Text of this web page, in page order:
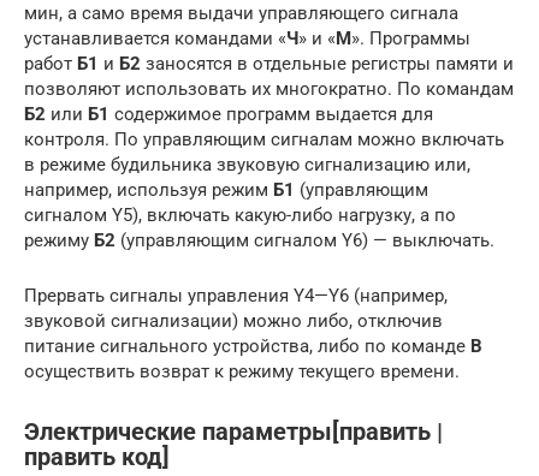
мин, а само время выдачи управляющего сигнала
устанавливается командами «Ч» и «М». Программы
работ Б1 и Б2 заносятся в отдельные регистры памяти и
позволяют использовать их многократно. По командам
Б2 или Б1 содержимое программ выдается для
контроля. По управляющим сигналам можно включать
в режиме будильника звуковую сигнализацию или,
например, используя режим Б1 (управляющим
сигналом Y5), включать какую-либо нагрузку, а по
режиму Б2 (управляющим сигналом Y6) — выключать.
Прервать сигналы управления Y4—Y6 (например,
звуковой сигнализации) можно либо, отключив
питание сигнального устройства, либо по команде В
осуществить возврат к режиму текущего времени.
Электрические параметры[править |
править код]